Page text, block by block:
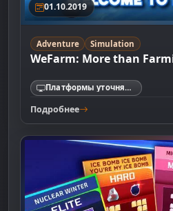
01.10.2019
Adventure Simulation
WeFarm: More than
Платформы уточняются
Подробнее